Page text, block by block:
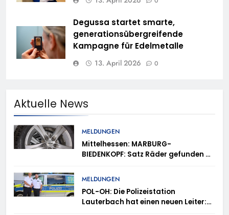
Degussa startet smarte,
generationsübergreifende
Kampagne für Edelmetalle
13. April 2026 0
Aktuelle News
MELDUNGEN
Mittelhessen: MARBURG-
BIEDENKOPF: Satz Räder gefunden –
MELDUNGEN
POL-OH: Die Polizeistation
Lauterbach hat einen neuen Leiter: